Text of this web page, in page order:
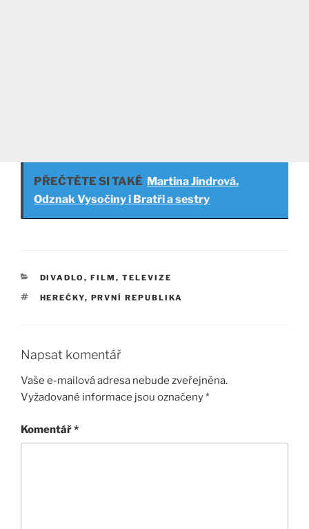
PŘEČTĚTE SI TAKÉ Martina Jindrová.
Odznak Vysočiny i Bratři a sestry
RUBRIKY
DIVADLO, FILM, TELEVIZE
ŠTÍTKY
HEREČKY, PRVNÍ REPUBLIKA
Napsat komentář
Vaše e-mailová adresa nebude zveřejněna.
Vyžadované informace jsou označeny*
Komentář*